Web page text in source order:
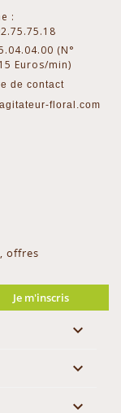
:
(N°
Euros/min)
de contact
floral.com
offres
Je m'inscris


